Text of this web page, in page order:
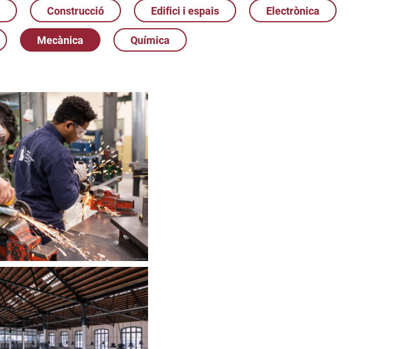
Construcció Edifici i espais Electrònica
Mecànica Química